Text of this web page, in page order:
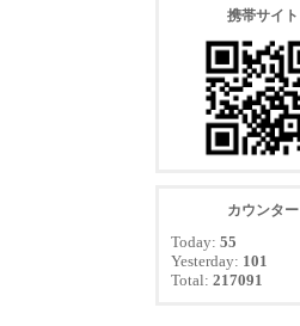
携帯サイト
カウンター
Today: 55
Yesterday: 101
Total: 217091